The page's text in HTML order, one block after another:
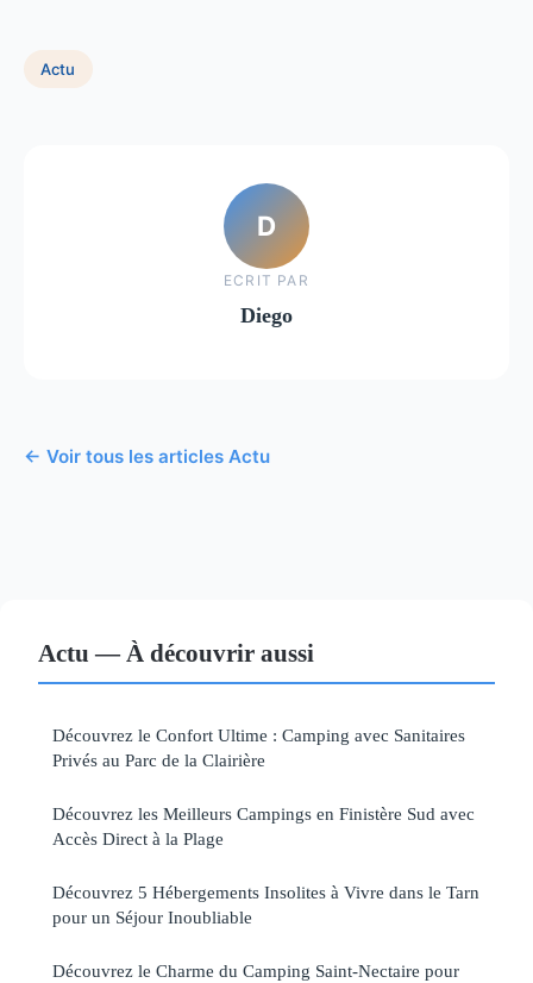
Actu
D
ECRIT PAR
Diego
← Voir tous les articles Actu
Actu — À découvrir aussi
Découvrez le Confort Ultime : Camping avec Sanitaires
Privés au Parc de la Clairière
Découvrez les Meilleurs Campings en Finistère Sud avec
Accès Direct à la Plage
Découvrez 5 Hébergements Insolites à Vivre dans le Tarn
pour un Séjour Inoubliable
Découvrez le Charme du Camping Saint-Nectaire pour